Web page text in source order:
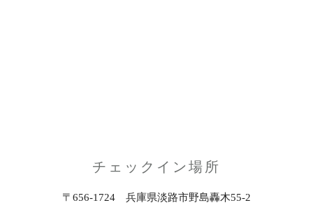
チェックイン場所
〒656-1724 兵庫県淡路市野島轟木55-2